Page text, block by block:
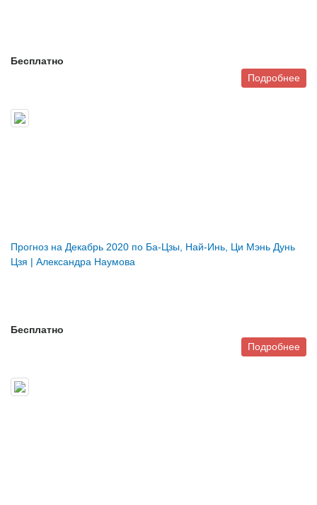
Бесплатно
Подробнее
Прогноз на Декабрь 2020 по Ба-Цзы, Най-Инь, Ци Мэнь Дунь
Цзя | Александра Наумова
Бесплатно
Подробнее